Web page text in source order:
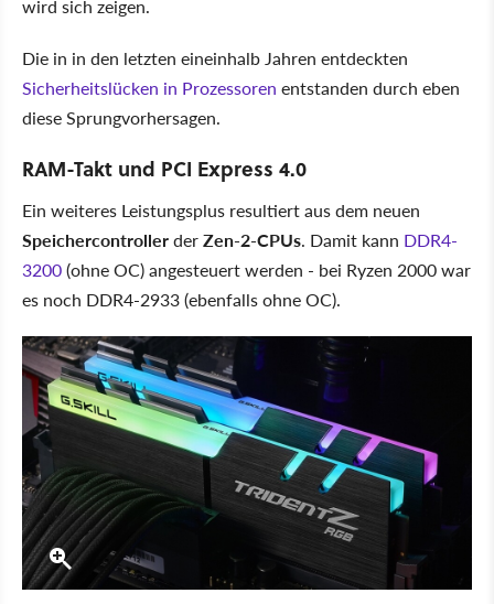
wird sich zeigen.
Die in in den letzten eineinhalb Jahren entdeckten
Sicherheitslücken in Prozessoren entstanden durch eben
diese Sprungvorhersagen.
RAM-Takt und PCI Express 4.0
Ein weiteres Leistungsplus resultiert aus dem neuen
SpeichercontrollerderZen-2-CPUs. Damit kann DDR4-
3200(ohne OC) angesteuert werden - bei Ryzen 2000 war
es noch DDR4-2933 (ebenfalls ohne OC).